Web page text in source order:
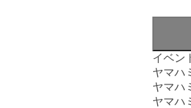
イベン
ヤマハ
ヤマハ
ヤマハ